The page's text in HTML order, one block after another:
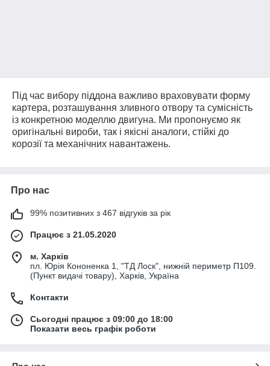
Під час вибору піддона важливо враховувати форму
картера, розташування зливного отвору та сумісність
із конкретною моделлю двигуна. Ми пропонуємо як
оригінальні вироби, так і якісні аналоги, стійкі до
корозії та механічних навантажень.
Про нас
99% позитивних з 467 відгуків за рік
Працює з 21.05.2020
м. Харків
пл. Юрія Кононенка 1, "ТД Лоск", нижній периметр П109.
(Пункт видачі товару), Харків, Україна
Контакти
Сьогодні працює з 09:00 до 18:00
Показати весь графік роботи